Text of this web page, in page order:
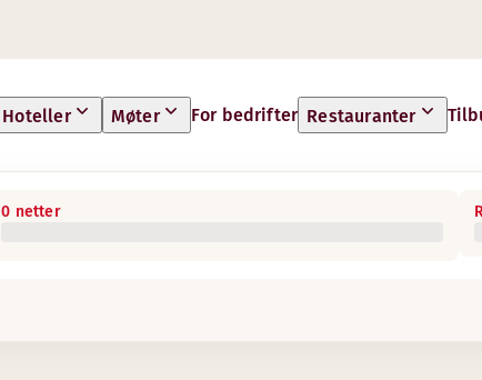
Hoteller Møter For bedrifter Restauranter
0 netter